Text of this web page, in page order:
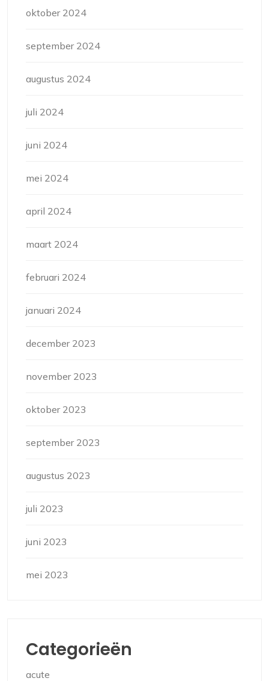
oktober 2024
september 2024
augustus 2024
juli 2024
juni 2024
mei 2024
april 2024
maart 2024
februari 2024
januari 2024
december 2023
november 2023
oktober 2023
september 2023
augustus 2023
juli 2023
juni 2023
mei 2023
Categorieën
acute